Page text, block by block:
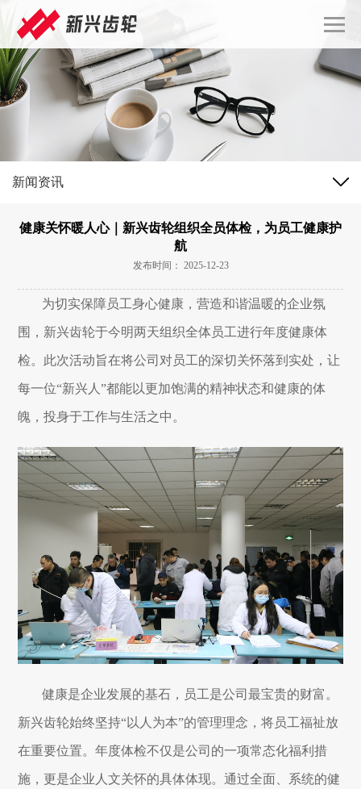
新闻资讯
健康关怀暖人心｜新兴齿轮组织全员体检，为员工健康护
航
发布时间： 2025-12-23
为切实保障员工身心健康，营造和谐温暖的企业氛
围，新兴齿轮于今明两天组织全体员工进行年度健康体
检。此次活动旨在将公司对员工的深切关怀落到实处，让
每一位“新兴人”都能以更加饱满的精神状态和健康的体
魄，投身于工作与生活之中。
健康是企业发展的基石，员工是公司最宝贵的财富。
新兴齿轮始终坚持“以人为本”的管理理念，将员工福祉放
在重要位置。年度体检不仅是公司的一项常态化福利措
施，更是企业人文关怀的具体体现。通过全面、系统的健